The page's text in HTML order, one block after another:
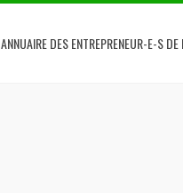
ANNUAIRE DES ENTREPRENEUR-E-S